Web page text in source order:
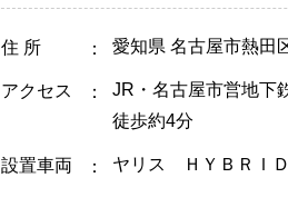
住 所 愛知県 名古屋市熱田
アクセス
JR・名古屋市営地下
徒歩約4分
設置車両 ヤリス ＨＹＢＲＩＤ